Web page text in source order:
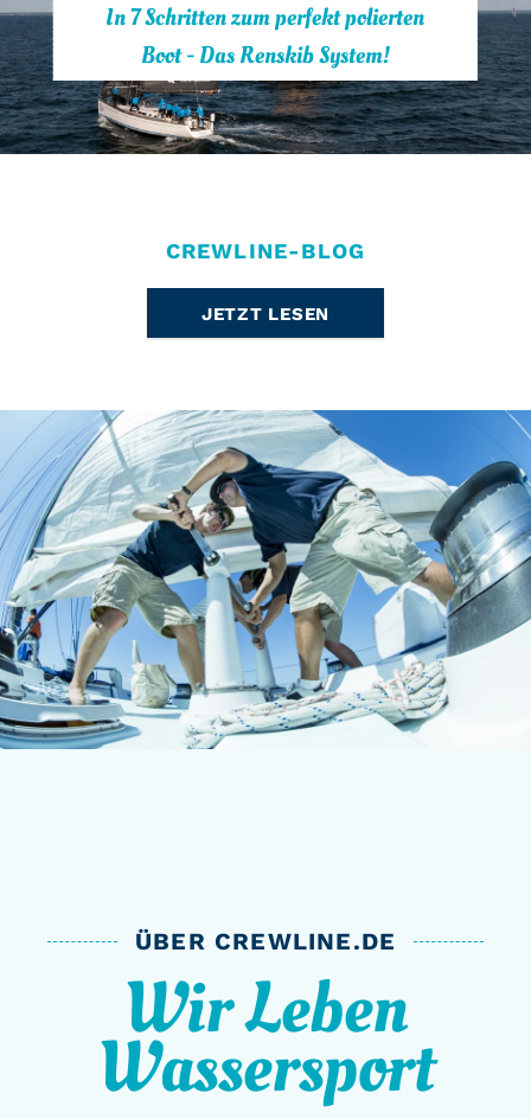
In 7 Schritten zum perfekt polierten
Boot - Das Renskib System!
CREWLINE-BLOG
JETZT LESEN
ÜBER CREWLINE.DE
Wir Leben
Wassersport